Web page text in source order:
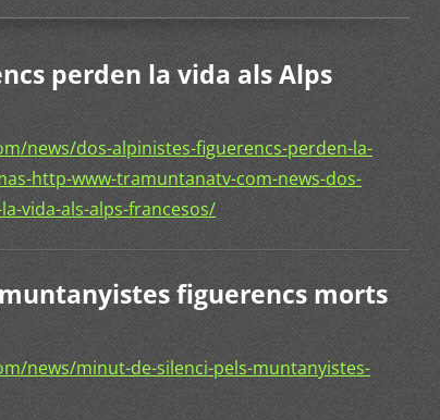
perden la vida als Alps
news/dos-alpinistes-figuerencs-perden-la-
http-www-tramuntanatv-com-news-dos-
vida-als-alps-francesos/
figuerencs morts
news/minut-de-silenci-pels-muntanyistes-